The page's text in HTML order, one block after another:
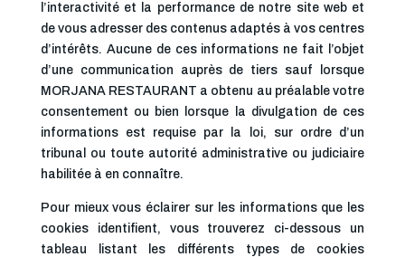
l’interactivité et la performance de notre site web et
de vous adresser des contenus adaptés à vos centres
d’intérêts. Aucune de ces informations ne fait l’objet
d’une communication auprès de tiers sauf lorsque
MORJANA RESTAURANT a obtenu au préalable votre
consentement ou bien lorsque la divulgation de ces
informations est requise par la loi, sur ordre d’un
tribunal ou toute autorité administrative ou judiciaire
habilitée à en connaître.
Pour mieux vous éclairer sur les informations que les
cookies identifient, vous trouverez ci-dessous un
tableau listant les différents types de cookies